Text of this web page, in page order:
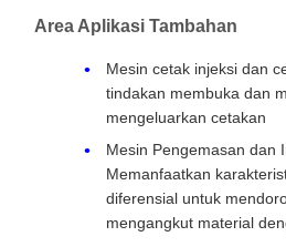
Area Aplikasi Tambahan
Mesin cetak injeksi dan
tindakan membuka dan
mengeluarkan cetakan
Mesin Pengemasan dan
Memanfaatkan
diferensial untuk
mengangkut material